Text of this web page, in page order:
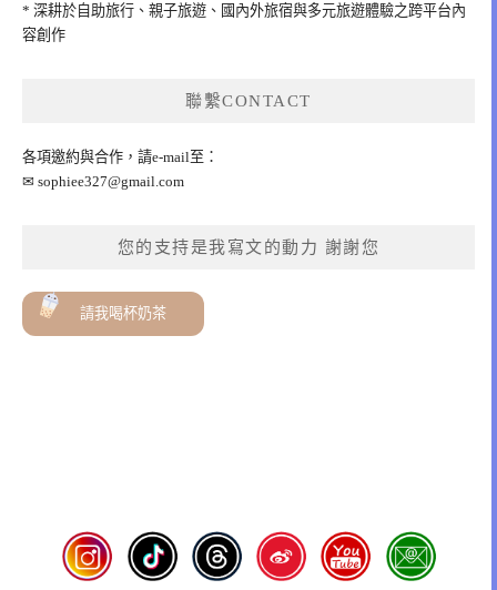
* 深耕於自助旅行、親子旅遊、國內外旅宿與多元旅遊體驗之跨平台內
容創作
聯繫CONTACT
各項邀約與合作，請e-mail至：
✉ sophiee327@gmail.com
您的支持是我寫文的動力 謝謝您
請我喝杯奶茶